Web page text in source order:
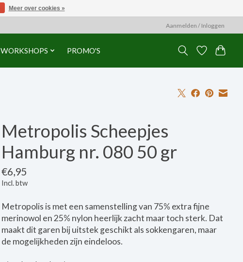
Aanmelden / Inloggen
WORKSHOPS PROMO'S
Metropolis Scheepjes
Hamburg nr. 080 50 gr
€6,95
Incl. btw
Metropolis is met een samenstelling van 75% extra fijne
merinowol en 25% nylon heerlijk zacht maar toch sterk. Dat
maakt dit garen bij uitstek geschikt als sokkengaren, maar
de mogelijkheden zijn eindeloos.
Meer over cookies »